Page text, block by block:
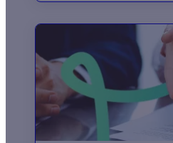
des lieux où l’on
type d’équipements à